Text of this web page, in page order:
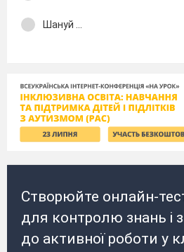
Шануй ...
Створюйте онлайн-
для контролю знань і
до активної роботи у